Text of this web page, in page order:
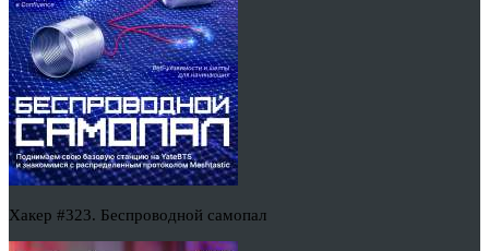
Хакер #323. Беспроводной самопал